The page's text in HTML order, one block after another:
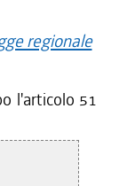
regionale
l'articolo 51